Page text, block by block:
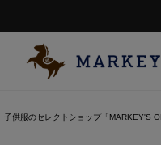
子供服のセレクトショップ「MARKEY'S